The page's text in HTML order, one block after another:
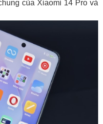
của Xiaomi 14 Pro và